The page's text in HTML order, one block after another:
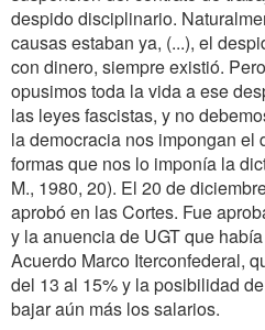
despido disciplinario.
causas estaban ya, (...), el
con dinero, siempre existió.
opusimos toda la vida a ese
las leyes fascistas, y no
la democracia nos impongan el
formas que nos lo imponía la
M., 1980, 20). El 20 de
aprobó en las Cortes. Fue
y la anuencia de UGT que
Acuerdo Marco Iterconfederal,
del 13 al 15% y la posibilidad
bajar aún más los salarios.